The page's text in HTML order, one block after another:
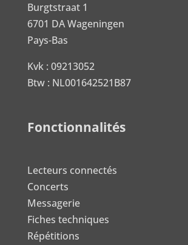
Burgtstraat 1
6701 DA Wageningen
Pays-Bas
Kvk : 09213052
Btw : NL001642521B87
Fonctionnalités
Lecteurs connectés
Concerts
Messagerie
Fiches techniques
Répétitions